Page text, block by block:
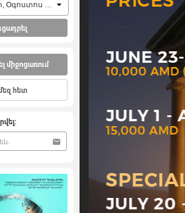
Հինգշաբթի, Օգոստոս 6, 2026
միջոցառում
հետ